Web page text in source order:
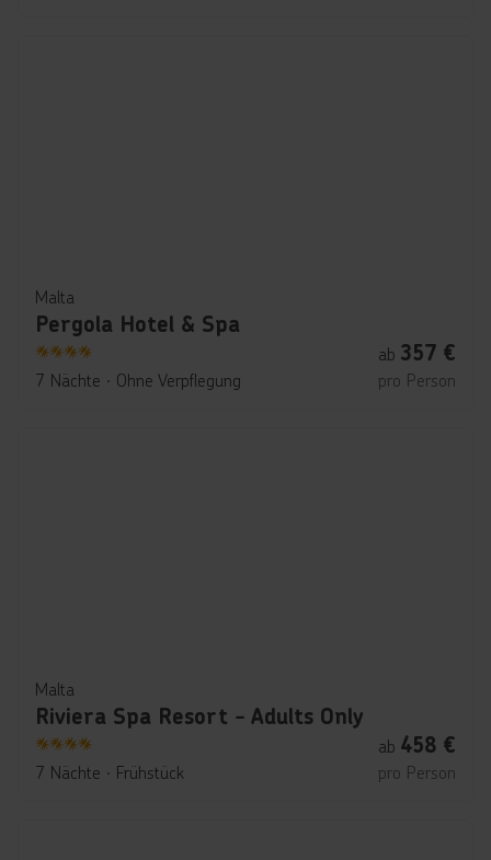
Malta
Pergola Hotel & Spa
4
7 Nächte ∙ Ohne Verpflegung
ab 357 €
pro Person
Malta
Riviera Spa Resort - Adults Only
4
7 Nächte ∙ Frühstück
ab 458 €
pro Person